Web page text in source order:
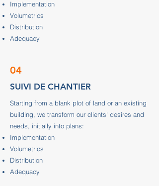
Implementation
Volumetrics
Distribution
Adequacy
04
SUIVI DE CHANTIER
Starting from a blank plot of land or an existing
building, we transform our clients' desires and
needs, initially into plans:
Implementation
Volumetrics
Distribution
Adequacy